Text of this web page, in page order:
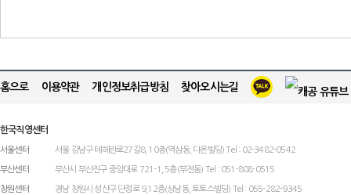
홈으로 이용약관 개인정보취급방침 찾아오시는길
한국직영센터
서울센터 서울 강남구 테헤란로27길8, 10층(역삼동, 다온빌딩) Tel : 02-3482-0542
부산센터 부산시 부산진구 중앙대로 721-1, 5층(부전동) Tel : 051-808-0515
창원센터 경남 창원시 성산구 단정로 9,12층(상남동, 토토스빌딩) Tel : 055-282-9345